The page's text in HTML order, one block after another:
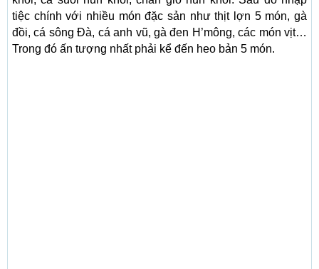
tiệc chính với nhiều món đặc sản như thịt lợn 5 món, gà
đồi, cá sông Đà, cá anh vũ, gà đen H’mông, các món vịt…
Trong đó ấn tượng nhất phải kể đến heo bản 5 món.